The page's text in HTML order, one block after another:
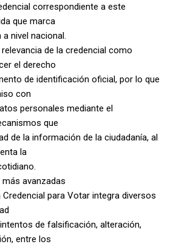
correspondiente a este
que marca
nivel nacional.
de la credencial como
el derecho
de identificación oficial, por lo que
con
personales mediante el
que
de la información de la ciudadanía, al
la
avanzadas
para Votar integra diversos
de falsificación, alteración,
entre los